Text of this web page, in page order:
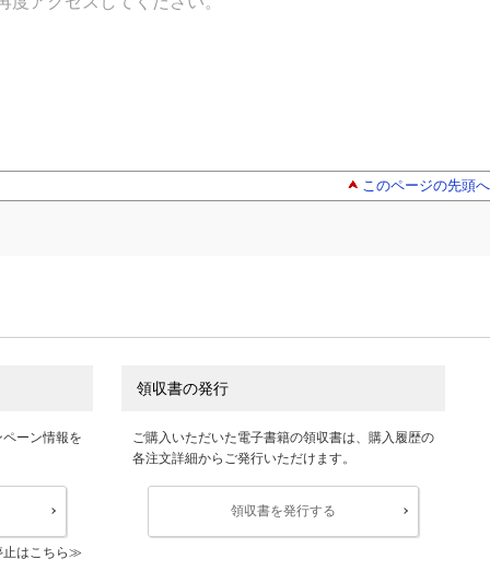
このページの先頭へ
ーン情報を
はこちら
領収書の発行
ご購入いただいた電子書籍の領収書は、購入履歴の
各注文詳細からご発行いただけます。
領収書を発行する